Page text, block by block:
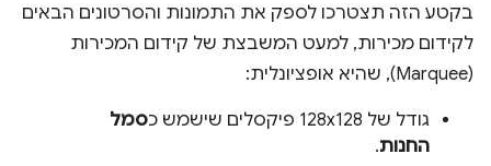
בקטע הזה תצטרכו לספק את התמונות והסרטונים הבאים
לקידום מכירות, למעט המשבצת של קידום המכירות
(Marquee), שהיא אופציונלית:
גודל של 128x128 פיקסלים שישמש כ
סמל
החנות.